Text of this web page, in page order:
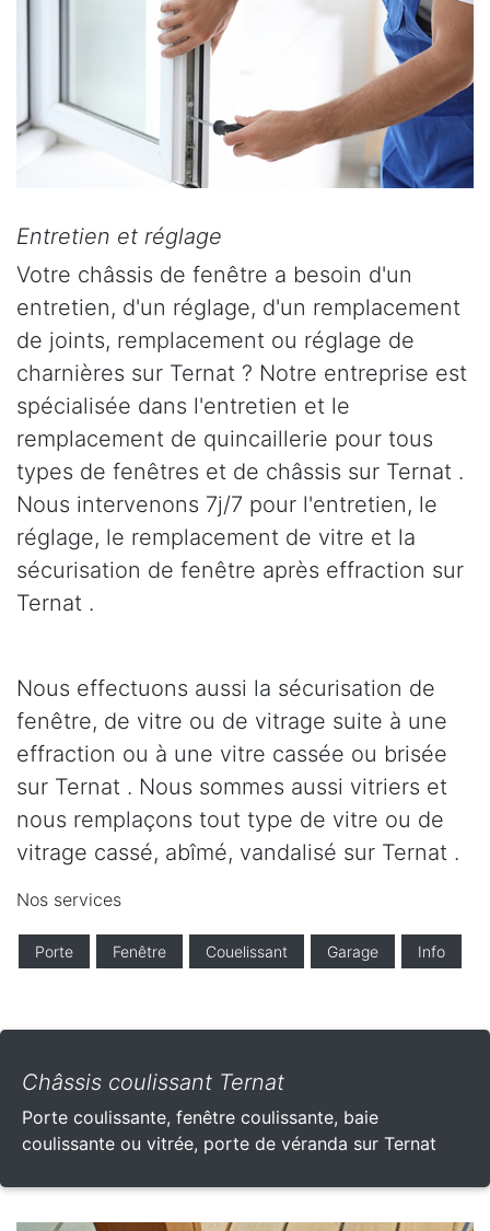
Entretien et réglage
Votre châssis de fenêtre a besoin d'un
entretien, d'un réglage, d'un remplacement
de joints, remplacement ou réglage de
charnières sur Ternat ? Notre entreprise est
spécialisée dans l'entretien et le
remplacement de quincaillerie pour tous
types de fenêtres et de châssis sur Ternat .
Nous intervenons 7j/7 pour l'entretien, le
réglage, le remplacement de vitre et la
sécurisation de fenêtre après effraction sur
Ternat .
Nous effectuons aussi la sécurisation de
fenêtre, de vitre ou de vitrage suite à une
effraction ou à une vitre cassée ou brisée
sur Ternat . Nous sommes aussi vitriers et
nous remplaçons tout type de vitre ou de
vitrage cassé, abîmé, vandalisé sur Ternat .
Nos services
Porte Fenêtre Couelissant Garage Info
Châssis coulissant Ternat
Porte coulissante, fenêtre coulissante, baie
coulissante ou vitrée, porte de véranda sur Ternat